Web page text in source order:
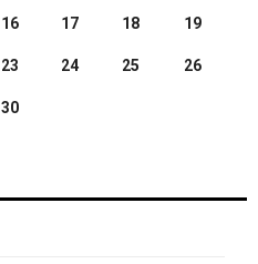
16 17 18 19
23 24 25 26
30